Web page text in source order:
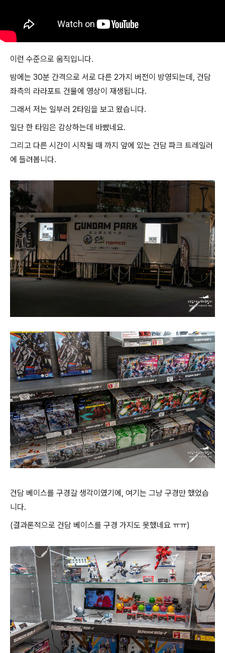
이런 수준으로 움직입니다.
밤에는 30분 간격으로 서로 다른 2가지 버전이 방영되는데, 건담
좌측의 라라포트 건물에 영상이 재생됩니다.
그래서 저는 일부러 2타임을 보고 왔습니다.
일단 한 타임은 감상하는데 바빴네요.
그리고 다른 시간이 시작될 때 까지 앞에 있는 건담 파크 트레일러
에 들려봅니다.
건담 베이스를 구경갈 생각이였기에, 여기는 그냥 구경만 했었습
니다.
(결과론적으로 건담 베이스를 구경 가지도 못했네요 ㅠㅠ)